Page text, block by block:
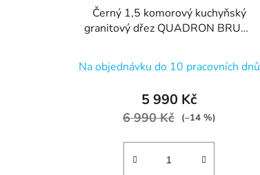
Černý 1,5 komorový kuchyňský
granitový dřez QUADRON BRUCE
hodnocení
produktu
je
5
Na objednávku do 10 pracovních dnů
5 990 Kč
6 990 Kč (–14 %)